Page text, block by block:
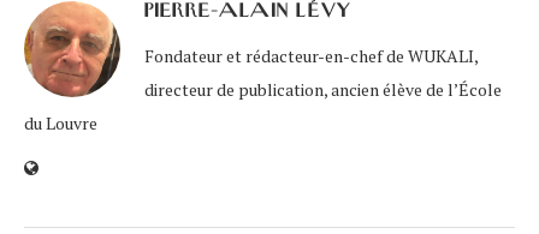
PIERRE-ALAIN LÉVY
Fondateur et rédacteur-en-chef de WUKALI,
directeur de publication, ancien élève de l’École
du Louvre